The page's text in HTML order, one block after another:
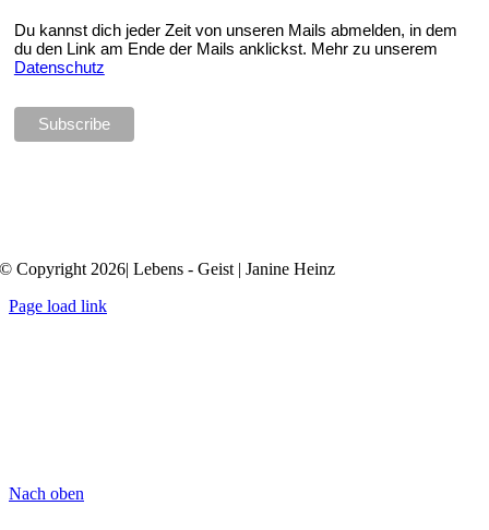
Du kannst dich jeder Zeit von unseren Mails abmelden, in dem
du den Link am Ende der Mails anklickst. Mehr zu unserem
Datenschutz
© Copyright 2026| Lebens - Geist | Janine Heinz
Page load link
Nach oben